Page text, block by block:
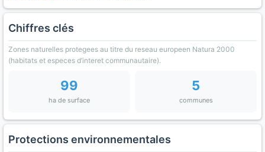
Chiffres clés
Zones naturelles protegees au titre du reseau europeen Natura 2000
(habitats et especes d’interet communautaire).
99
ha de surface
5
communes
Protections environnementales